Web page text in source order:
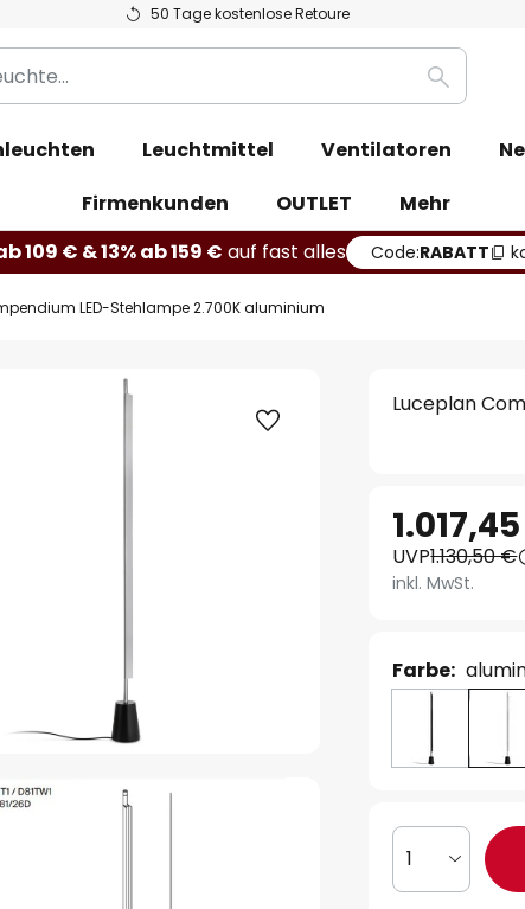
50 Tage kostenlose Retoure
Suche
Leuchtmittel Ventilatoren
Firmenkunden
OUTLET
Mehr
109 € & 13% ab 159 € auf fast alles Code:RABATT
LED-Stehlampe 2.700K aluminium
Luceplan
UVP1.130,50 €
inkl. MwSt.
Farbe:
1